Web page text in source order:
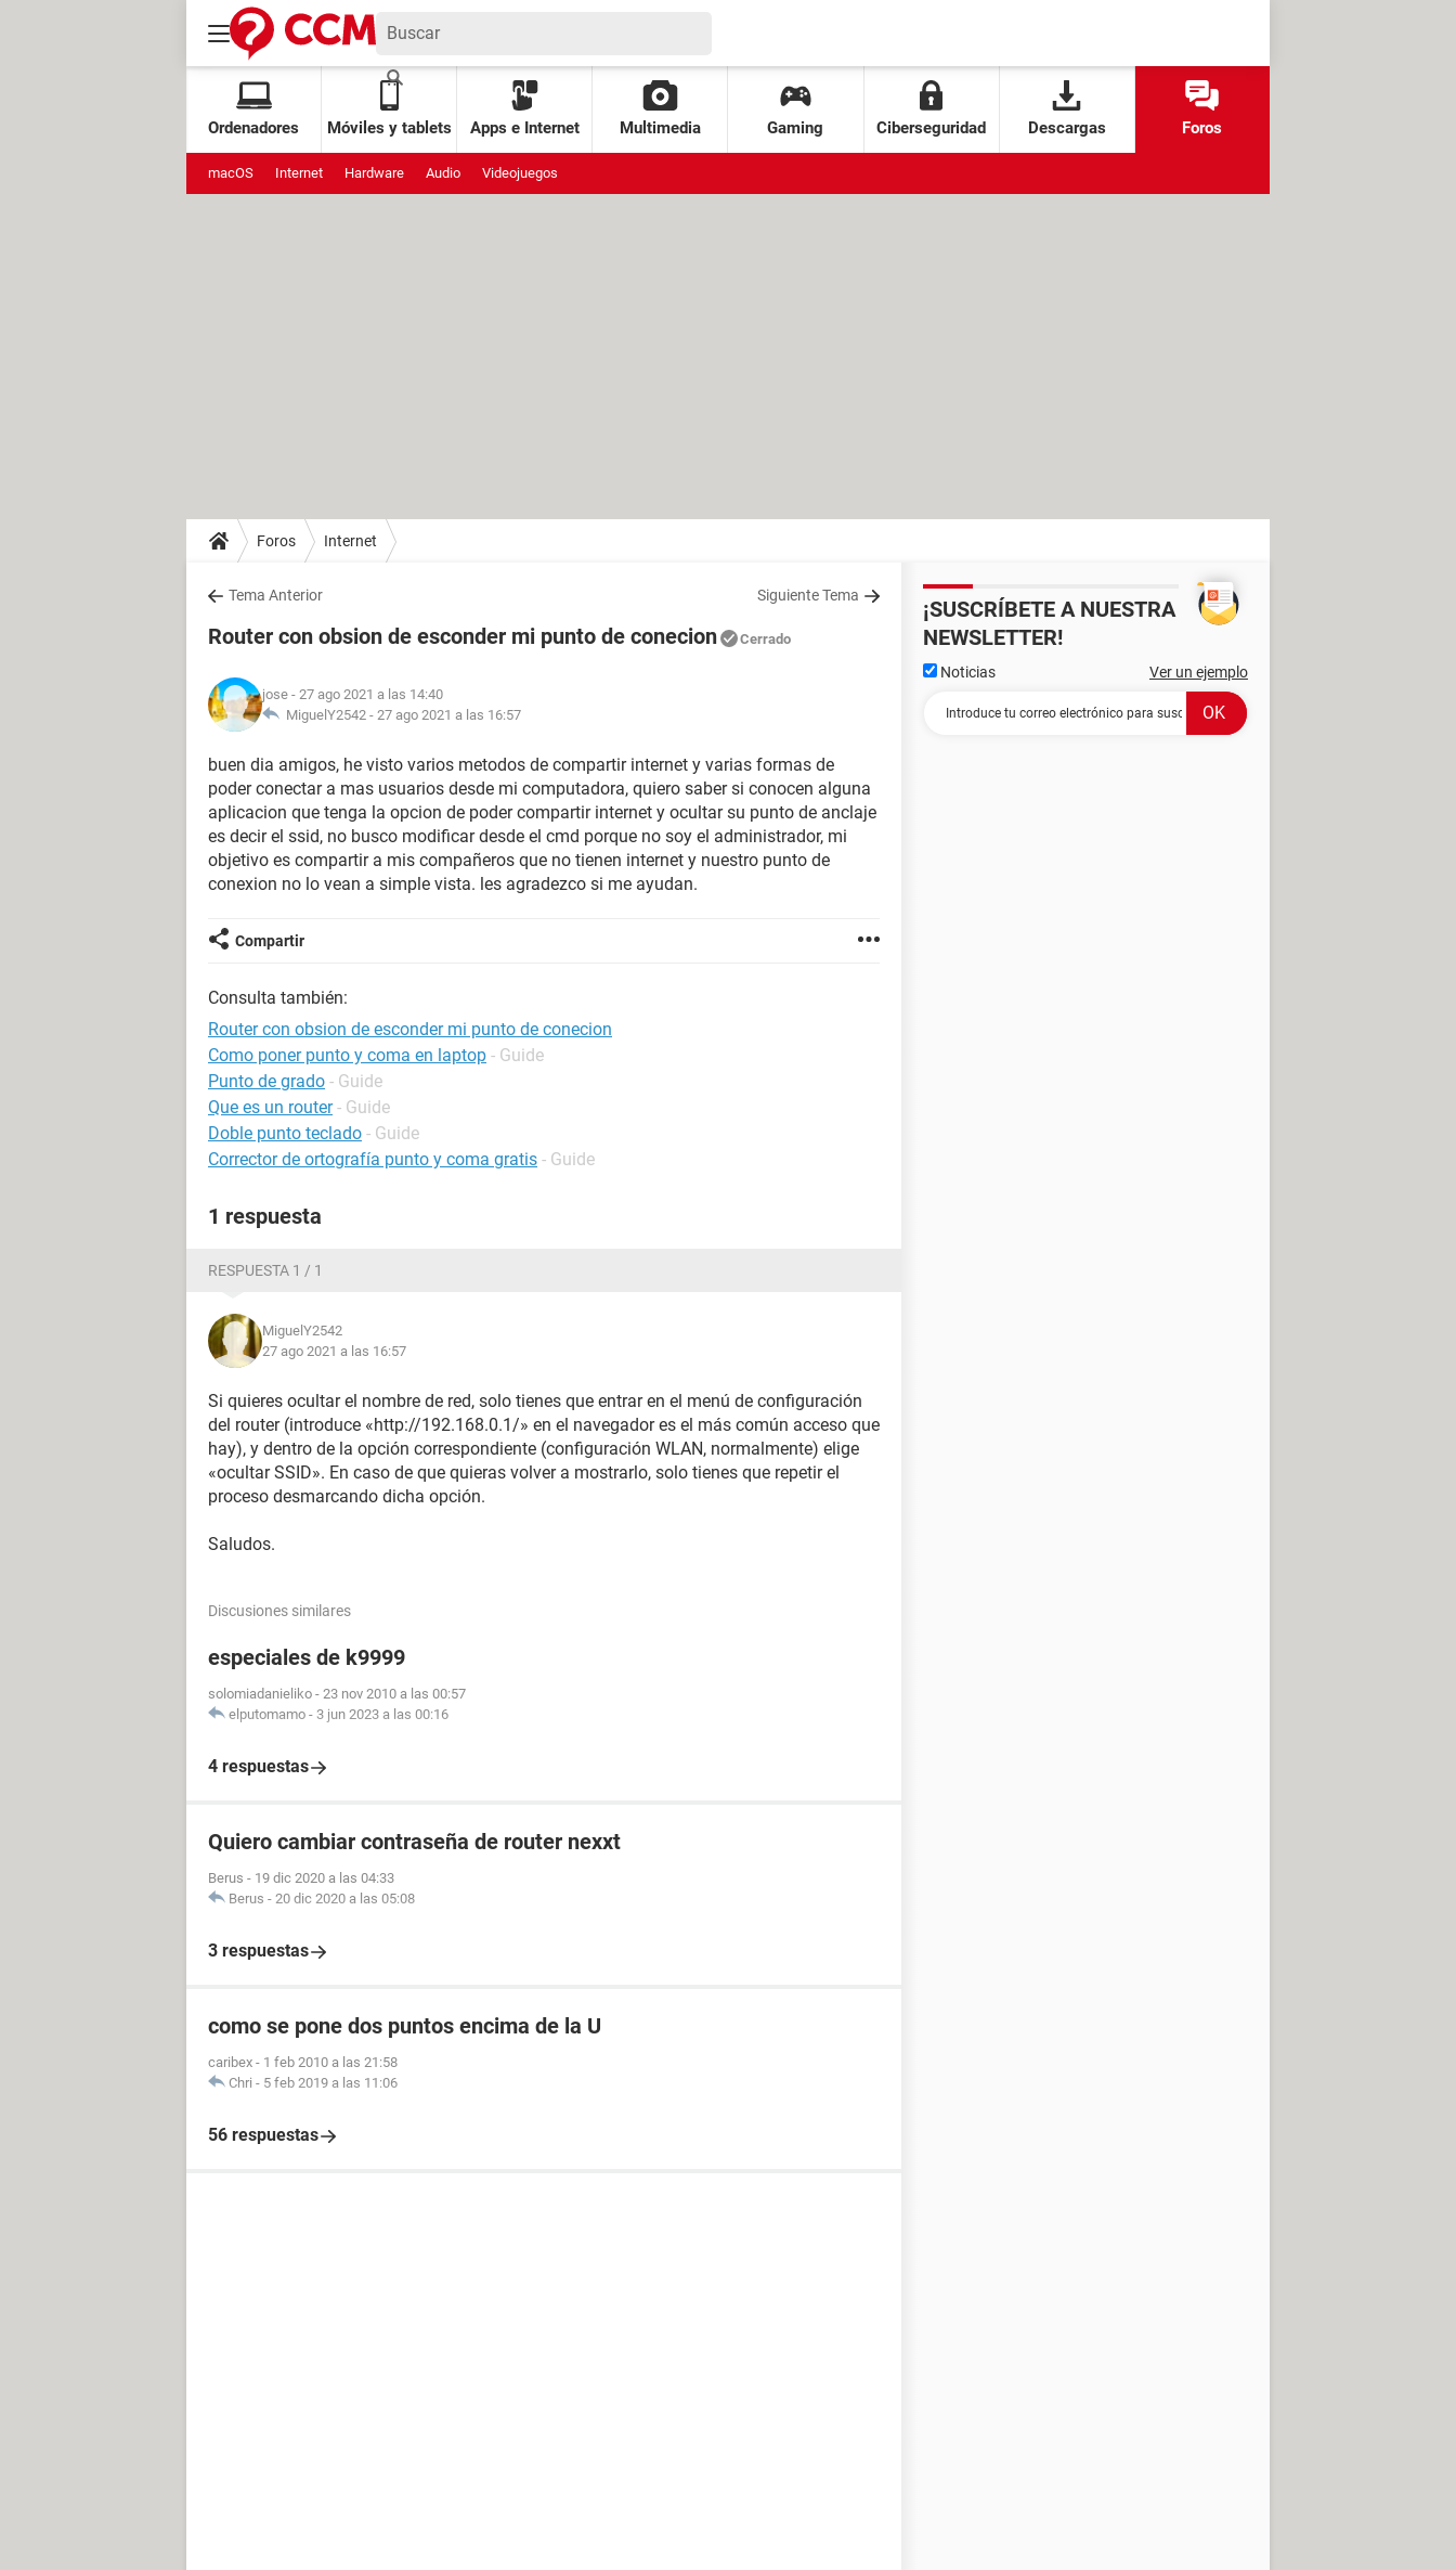
Ordenadores Móviles y tablets Apps e Internet Multimedia Gaming Ciberseguridad Descargas Foros
macOS Internet Hardware Audio Videojuegos
Foros Internet
Tema Anterior Siguiente Tema
Router con obsion de esconder mi punto de conecion Cerrado
jose - 27 ago 2021 a las 14:40
MiguelY2542 - 27 ago 2021 a las 16:57
buen dia amigos, he visto varios metodos de compartir internet y varias formas de
poder conectar a mas usuarios desde mi computadora, quiero saber si conocen alguna
aplicacion que tenga la opcion de poder compartir internet y ocultar su punto de anclaje
es decir el ssid, no busco modificar desde el cmd porque no soy el administrador, mi
objetivo es compartir a mis compañeros que no tienen internet y nuestro punto de
conexion no lo vean a simple vista. les agradezco si me ayudan.
Compartir
Consulta también:
Router con obsion de esconder mi punto de conecion
Como poner punto y coma en laptop - Guide
Punto de grado - Guide
Que es un router - Guide
Doble punto teclado - Guide
Corrector de ortografía punto y coma gratis - Guide
1 respuesta
RESPUESTA 1 / 1
MiguelY2542
27 ago 2021 a las 16:57
Si quieres ocultar el nombre de red, solo tienes que entrar en el menú de configuración
del router (introduce «http://192.168.0.1/» en el navegador es el más común acceso que
hay), y dentro de la opción correspondiente (configuración WLAN, normalmente) elige
«ocultar SSID». En caso de que quieras volver a mostrarlo, solo tienes que repetir el
proceso desmarcando dicha opción.
Saludos.
Discusiones similares
especiales de k9999
solomiadanieliko - 23 nov 2010 a las 00:57
elputomamo - 3 jun 2023 a las 00:16
4 respuestas
Quiero cambiar contraseña de router nexxt
Berus - 19 dic 2020 a las 04:33
Berus - 20 dic 2020 a las 05:08
3 respuestas
como se pone dos puntos encima de la U
caribex - 1 feb 2010 a las 21:58
Chri - 5 feb 2019 a las 11:06
56 respuestas
¡SUSCRÍBETE A NUESTRA
NEWSLETTER!
Noticias Ver un ejemplo